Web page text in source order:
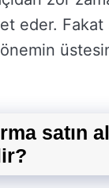
eder. Fakat
satın